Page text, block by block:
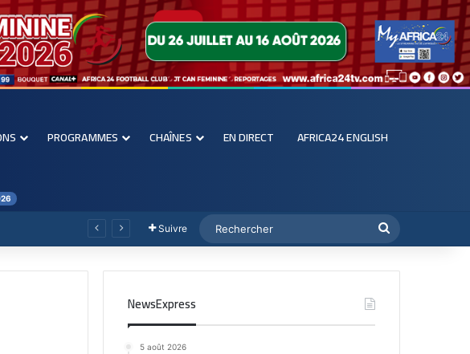
PROGRAMMES CHAÎNES EN DIRECT AFRICA24 ENGLISH
Suivre
NewsExpress
5 août 2026